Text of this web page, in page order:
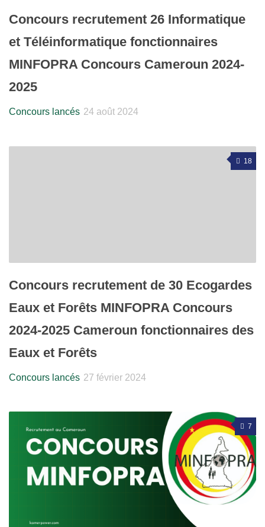
Concours recrutement 26 Informatique
et Téléinformatique fonctionnaires
MINFOPRA Concours Cameroun 2024-
2025
Concours lancés 24 août 2024
18
Concours recrutement de 30 Ecogardes
Eaux et Forêts MINFOPRA Concours
2024-2025 Cameroun fonctionnaires des
Eaux et Forêts
Concours lancés 27 février 2024
7